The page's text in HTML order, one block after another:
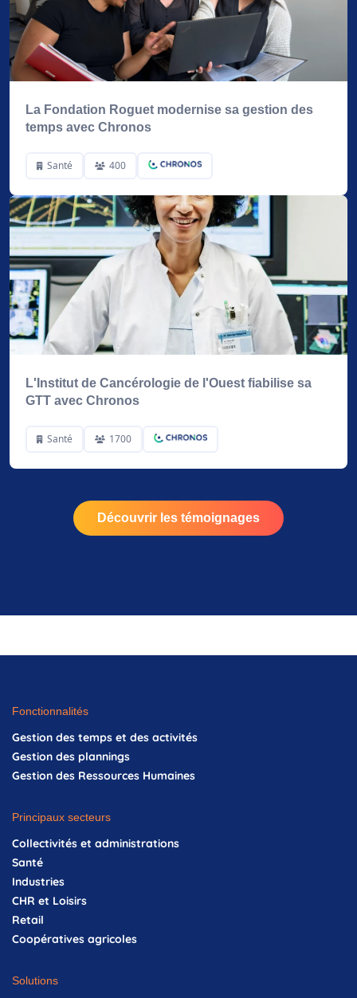
La Fondation Roguet modernise sa gestion des
temps avec Chronos
Santé 400
L'Institut de Cancérologie de l'Ouest fiabilise sa
GTT avec Chronos
Santé 1700
Découvrir les témoignages
Fonctionnalités
Gestion des temps et des activités
Gestion des plannings
Gestion des Ressources Humaines
Principaux secteurs
Collectivités et administrations
Santé
Industries
CHR et Loisirs
Retail
Coopératives agricoles
Solutions